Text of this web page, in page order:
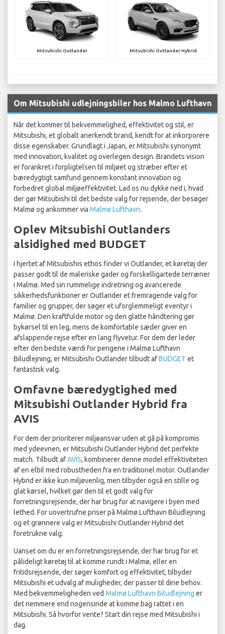
Mitsubishi Outlander Mitsubishi Outlander Hybrid
Om Mitsubishi udlejningsbiler hos Malmo Lufthavn
Når det kommer til bekvemmelighed, effektivitet og stil, er
Mitsubishi, et globalt anerkendt brand, kendt for at inkorporere
disse egenskaber. Grundlagt i Japan, er Mitsubishi synonymt
med innovation, kvalitet og overlegen design. Brandets vision
er forankret i forpligtelsen til miljøet og stræber efter et
bæredygtigt samfund gennem konstant innovation og
forbedret global miljøeffektivitet. Lad os nu dykke ned i, hvad
der gør Mitsubishi til det bedste valg for rejsende, der besøger
Malmø og ankommer via Malmø Lufthavn.
Oplev Mitsubishi Outlanders
alsidighed med BUDGET
I hjertet af Mitsubishis ethos finder vi Outlander, et køretøj der
passer godt til de maleriske gader og forskelligartede terræner
i Malmø. Med sin rummelige indretning og avancerede
sikkerhedsfunktioner er Outlander et fremragende valg for
familier og grupper, der søger et uforglemmeligt eventyr i
Malmø. Den kraftfulde motor og den glatte håndtering gør
bykørsel til en leg, mens de komfortable sæder giver en
afslappende rejse efter en lang flyvetur. For dem der leder
efter den bedste værdi for pengene i Malmø Lufthavn
Biludlejning, er Mitsubishi Outlander tilbudt afBUDGET et
fantastisk valg.
Omfavne bæredygtighed med
Mitsubishi Outlander Hybrid fra
AVIS
For dem der prioriterer miljøansvar uden at gå på kompromis
med ydeevnen, er Mitsubishi Outlander Hybrid det perfekte
match. Tilbudt afAVIS, kombinerer denne model effektiviteten
af en elbil med robustheden fra en traditionel motor. Outlander
Hybrid er ikke kun miljøvenlig, men tilbyder også en stille og
glat kørsel, hvilket gør den til et godt valg for
forretningsrejsende, der har brug for at navigere i byen med
lethed. For uovertrufne priser på Malmø Lufthavn Biludlejning
og et grønnere valg er Mitsubishi Outlander Hybrid det
foretrukne valg.
Uanset om du er en forretningsrejsende, der har brug for et
pålideligt køretøj til at komme rundt i Malmø, eller en
fritidsrejsende, der søger komfort og effektivitet, tilbyder
Mitsubishi et udvalg af muligheder, der passer til dine behov.
Med bekvemmeligheden ved Malmø Lufthavn Biludlejning er
det nemmere end nogensinde at komme bag rattet i en
Mitsubishi. Så hvorfor vente? Start din rejse med Mitsubishi i
dag.